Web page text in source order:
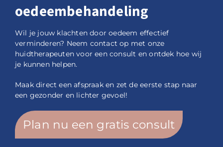
oedeembehandeling
Wil je jouw klachten door oedeem effectief
verminderen? Neem contact op met onze
huidtherapeuten voor een consult en ontdek hoe wij
je kunnen helpen.
Maak direct een afspraak en zet de eerste stap naar
een gezonder en lichter gevoel!
Plan nu een gratis consult